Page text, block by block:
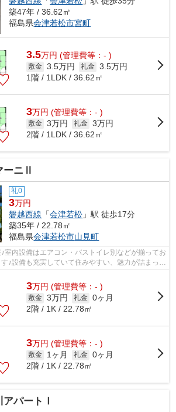
築47年 / 36.62㎡
福島県会津若松市宮町
3.5万円 (管理費等：- )
敷金 3.5万円 礼金 3.5万円
1階 / 1LDK / 36.62㎡
3万円 (管理費等：- )
敷金 3万円 礼金 3万円
2階 / 1LDK / 36.62㎡
ーニⅡ
礼0
3万円
磐越西線 「会津若松 」駅 徒歩17分
築35年 / 22.78㎡
福島県会津若松市山見町
室内設備はエアコン・バストイレ別などが揃ってお
♪設備も充実していて住みやすい、魅力が詰まった
物件タイプ...
3万円 (管理費等：- )
敷金 3万円 礼金 0ヶ月
2階 / 1K / 22.78㎡
3万円 (管理費等：- )
敷金 1ヶ月 礼金 0ヶ月
2階 / 1K / 22.78㎡
アパートⅠ